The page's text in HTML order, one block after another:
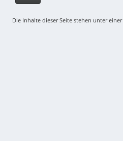
Die Inhalte dieser Seite stehen unter einer